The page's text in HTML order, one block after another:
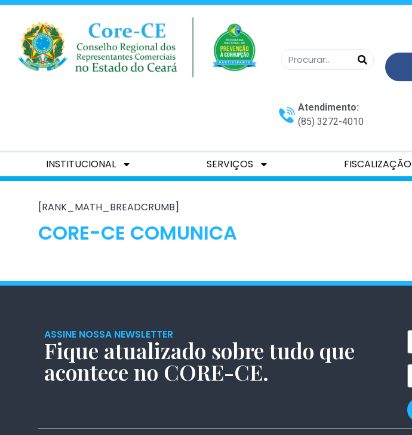
Atendimento:
(85) 3272-4010
INSTITUCIONAL SERVIÇOS FISCALIZAÇÃO
CORE-CE COMUNICA
[RANK_MATH_BREADCRUMB]
ASSINE NOSSA NEWSLETTER
Fique atualizado sobre tudo que
acontece no CORE-CE.